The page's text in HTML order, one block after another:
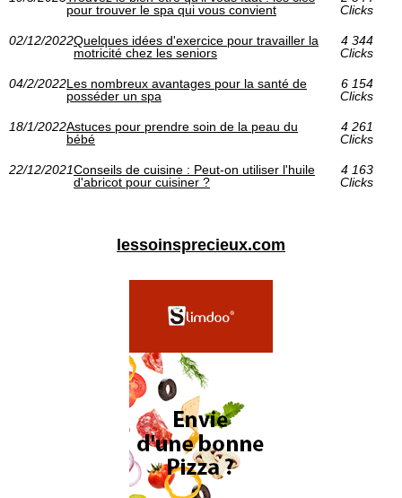
pour trouver le spa qui vous convient
Clicks
02/12/2022Quelques idées d'exercice pour travailler la
motricité chez les seniors
4 344
Clicks
04/2/2022Les nombreux avantages pour la santé de
posséder un spa
6 154
Clicks
18/1/2022Astuces pour prendre soin de la peau du
bébé
4 261
Clicks
22/12/2021Conseils de cuisine : Peut-on utiliser l'huile
d'abricot pour cuisiner ?
4 163
Clicks
lessoinsprecieux.com